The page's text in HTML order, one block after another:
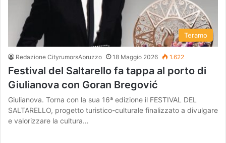
Teramo
Redazione CityrumorsAbruzzo 18 Maggio 2026 1.622
Festival del Saltarello fa tappa al porto di
Giulianova con Goran Bregović
Giulianova. Torna con la sua 16ª edizione il FESTIVAL DEL
SALTARELLO, progetto turistico-culturale finalizzato a divulgare
e valorizzare la cultura…